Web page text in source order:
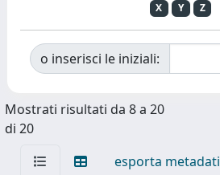
X
Y Z
o inserisci le iniziali:
Mostrati risultati da 8 a 20
di 20
esporta metadati